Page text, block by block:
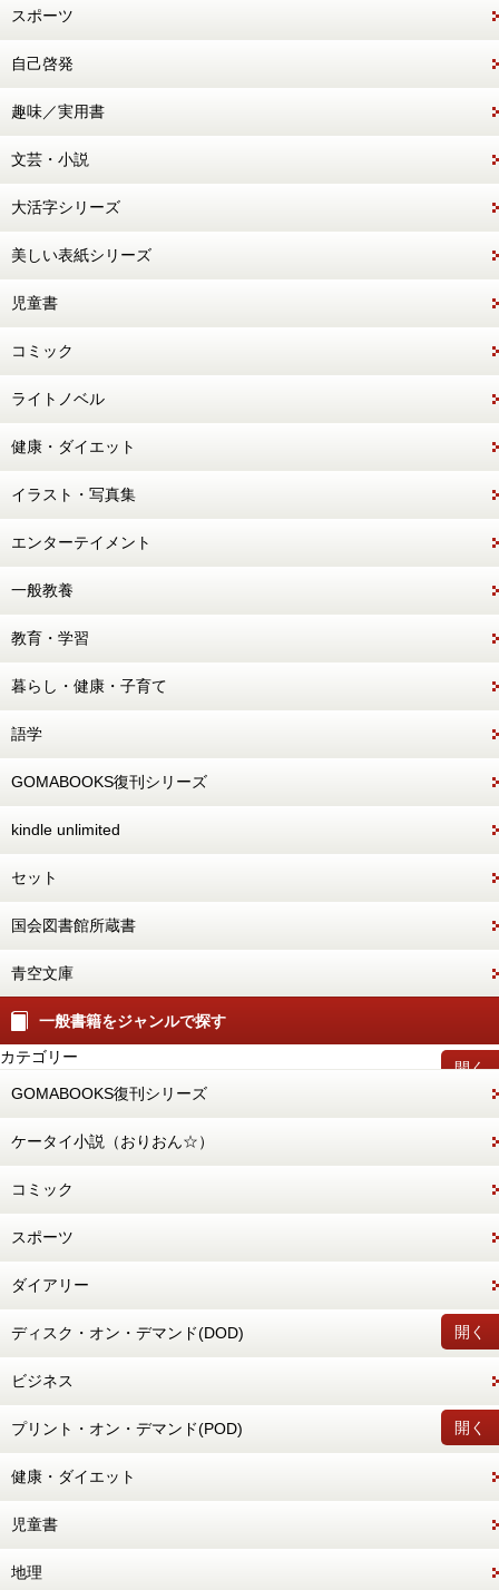
スポーツ
自己啓発
趣味／実用書
文芸・小説
大活字シリーズ
美しい表紙シリーズ
児童書
コミック
ライトノベル
健康・ダイエット
イラスト・写真集
エンターテイメント
一般教養
教育・学習
暮らし・健康・子育て
語学
GOMABOOKS復刊シリーズ
kindle unlimited
セット
国会図書館所蔵書
青空文庫
一般書籍をジャンルで探す
開く
カテゴリー
GOMABOOKS復刊シリーズ
ケータイ小説（おりおん☆）
コミック
スポーツ
ダイアリー
開く
ディスク・オン・デマンド(DOD)
ビジネス
開く
プリント・オン・デマンド(POD)
健康・ダイエット
児童書
地理